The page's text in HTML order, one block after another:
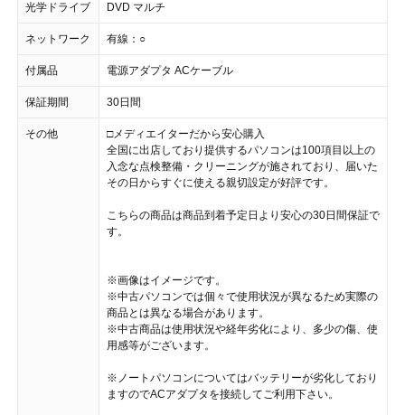
光学ドライブ DVD マルチ
ネットワーク 有線：○
付属品 電源アダプタ ACケーブル
保証期間 30日間
その他
□メディエイターだから安心購入
全国に出店しており提供するパソコンは100項目以上の
入念な点検整備・クリーニングが施されており、届いた
その日からすぐに使える親切設定が好評です。
こちらの商品は商品到着予定日より安心の30日間保証で
す。
※画像はイメージです。
※中古パソコンでは個々で使用状況が異なるため実際の
商品とは異なる場合があります。
※中古商品は使用状況や経年劣化により、多少の傷、使
用感等がございます。
※ノートパソコンについてはバッテリーが劣化しており
ますのでACアダプタを接続してご利用下さい。